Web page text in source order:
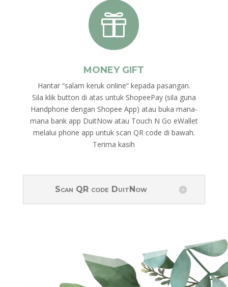

MONEY GIFT
Hantar “salam keruk online” kepada pasangan.
Sila klik button di atas untuk ShopeePay (sila guna
Handphone dengan Shopee App) atau buka mana-
mana bank app DuitNow atau Touch N Go eWallet
melalui phone app untuk scan QR code di bawah.
Terima kasih
Scan QR code DuitNow